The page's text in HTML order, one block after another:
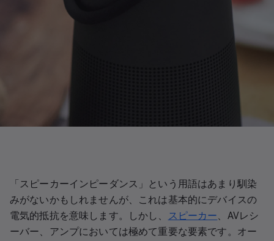
「スピーカーインピーダンス」という用語はあまり馴染
みがないかもしれませんが、これは基本的にデバイスの
電気的抵抗を意味します。しかし、
スピーカー 、AVレシ
ーバー、アンプにおいては極めて重要な要素です。オー